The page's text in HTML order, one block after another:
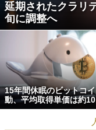
延期されたクラリ
旬に調整へ
15年間休眠のビットコ
動、平均取得単価は約